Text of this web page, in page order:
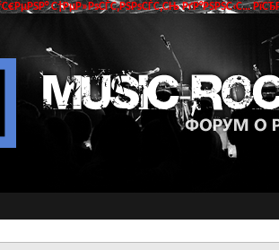
С†РµР»РѕСЃС‚РЅРѕСЃС‚СЊ